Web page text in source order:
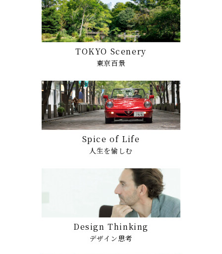
TOKYO Scenery
東京百景
Spice of Life
人生を愉しむ
Design Thinking
デザイン思考